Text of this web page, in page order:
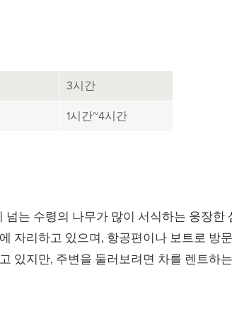
3시간
1시간~4시간
넘는 수령의 나무가 많이 서식하는 웅장
자리하고 있으며, 항공편이나 보트로 방
있지만, 주변을 둘러보려면 차를 렌트하